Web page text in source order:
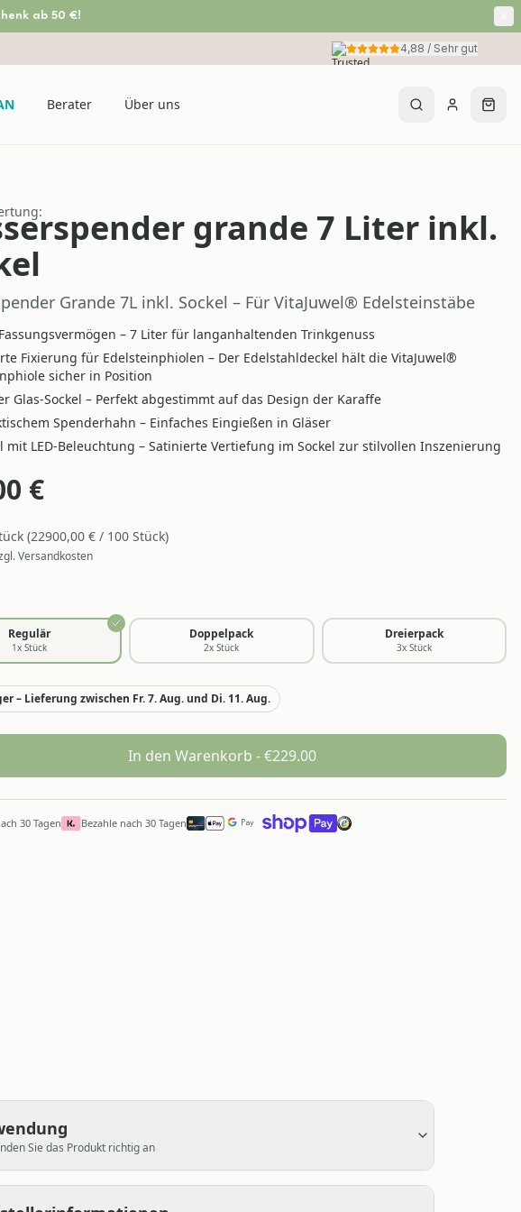
ab 50 €!
4,88 / Sehr gut
Berater Über uns
grande 7 Liter inkl.
Grande 7L inkl. Sockel – Für VitaJuwel® Edelsteinstäbe
– 7 Liter für langanhaltenden Trinkgenuss
Fixierung für Edelsteinphiolen – Der Edelstahldeckel hält die VitaJuwel®
sicher in Position
Glas-Sockel – Perfekt abgestimmt auf das Design der Karaffe
Spenderhahn – Einfaches Eingießen in Gläser
mit LED-Beleuchtung – Satinierte Vertiefung im Sockel zur stilvollen Inszenierung
€
(22900,00 € / 100 Stück)
Versandkosten
Regulär
1x Stück
Doppelpack
2x Stück
Dreierpack
3x Stück
– Lieferung zwischen Fr. 7. Aug. und Di. 11. Aug.
In den Warenkorb - €229.00
30 Tagen Bezahle nach 30 Tagen
Sie das Produkt richtig an